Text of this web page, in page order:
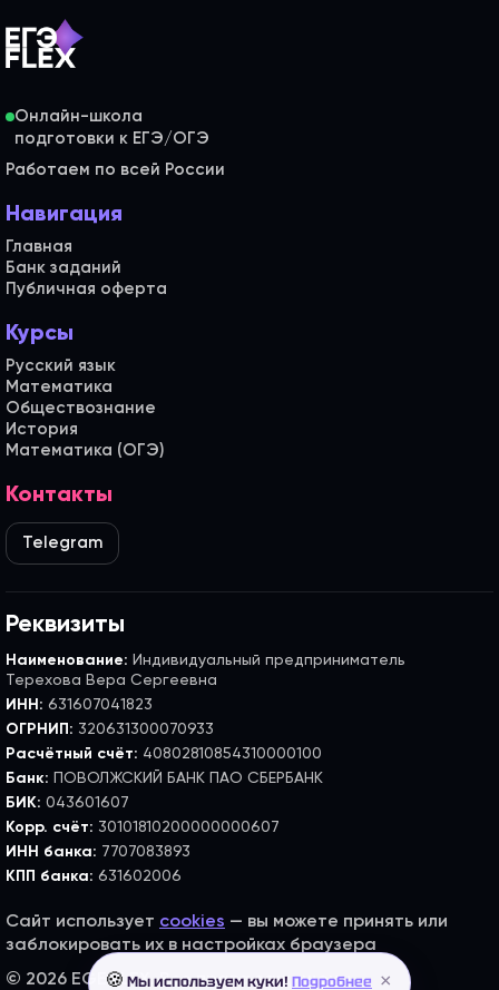
Онлайн-школа
Работаем по всей России
Навигация
Главная
Банк заданий
Публичная оферта
Курсы
Русский язык
Математика
Обществознание
История
Математика (ОГЭ)
Контакты
Telegram
Реквизиты
Наименование: Индивидуальный предприниматель
Терехова Вера Сергеевна
ИНН: 631607041823
ОГРНИП: 320631300070933
Расчётный счёт: 40802810854310000100
Банк: ПОВОЛЖСКИЙ БАНК ПАО СБЕРБАНК
БИК: 043601607
Корр. счёт: 30101810200000000607
ИНН банка: 7707083893
КПП банка: 631602006
Сайт использует cookies — вы можете принять или
заблокировать их в настройках браузера
© 2026 EGE FLEX. Все права защищены.
🍪 Мы используем куки! Подробнее ×